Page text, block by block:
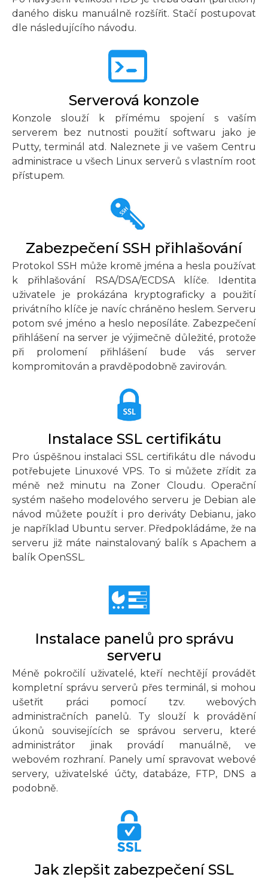
daného disku manuálně rozšířit. Stačí postupovat
dle následujícího návodu.
Serverová konzole
Konzole slouží k přímému spojení s vaším
serverem bez nutnosti použití softwaru jako je
Putty, terminál atd. Naleznete ji ve vašem Centru
administrace u všech Linux serverů s vlastním root
přístupem.
Zabezpečení SSH přihlašování
Protokol SSH může kromě jména a hesla používat
k přihlašování RSA/DSA/ECDSA klíče. Identita
uživatele je prokázána kryptograficky a použití
privátního klíče je navíc chráněno heslem. Serveru
potom své jméno a heslo neposíláte. Zabezpečení
přihlášení na server je výjimečně důležité, protože
při prolomení přihlášení bude vás server
kompromitován a pravděpodobně zavirován.
Instalace SSL certifikátu
Pro úspěšnou instalaci SSL certifikátu dle návodu
potřebujete Linuxové VPS. To si můžete zřídit za
méně než minutu na Zoner Cloudu. Operační
systém našeho modelového serveru je Debian ale
návod můžete použít i pro deriváty Debianu, jako
je například Ubuntu server. Předpokládáme, že na
serveru již máte nainstalovaný balík s Apachem a
balík OpenSSL.
Instalace panelů pro správu
serveru
Méně pokročilí uživatelé, kteří nechtějí provádět
kompletní správu serverů přes terminál, si mohou
ušetřit práci pomocí tzv. webových
administračních panelů. Ty slouží k provádění
úkonů souvisejících se správou serveru, které
administrátor jinak provádí manuálně, ve
webovém rozhraní. Panely umí spravovat webové
servery, uživatelské účty, databáze, FTP, DNS a
podobně.
Jak zlepšit zabezpečení SSL